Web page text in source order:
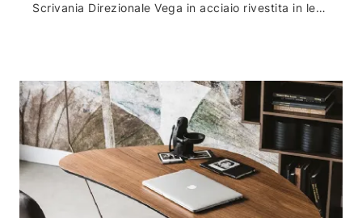
Scrivania Direzionale Vega in acciaio rivestita in legno di Cattelan Italia